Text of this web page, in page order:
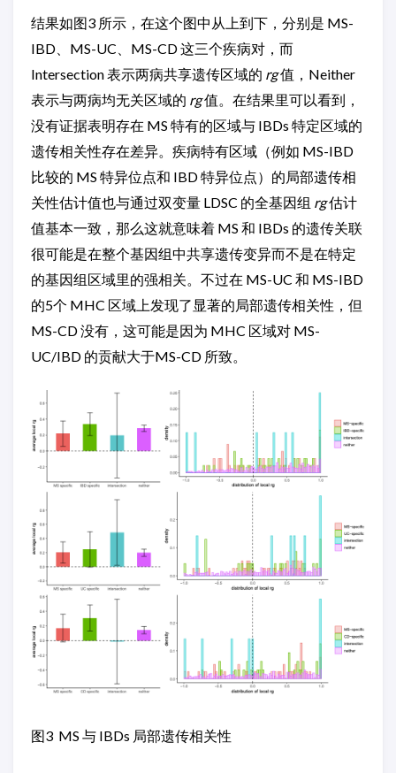
结果如图3 所示，在这个图中从上到下，分别是 MS-
IBD、MS-UC、MS-CD 这三个疾病对，而
Intersection 表示两病共享遗传区域的 rg值，Neither
表示与两病均无关区域的 rg值。在结果里可以看到，
没有证据表明存在 MS 特有的区域与 IBDs 特定区域的
遗传相关性存在差异。疾病特有区域（例如 MS-IBD
比较的 MS 特异位点和 IBD 特异位点）的局部遗传相
关性估计值也与通过双变量 LDSC 的全基因组 rg估计
值基本一致，那么这就意味着 MS 和 IBDs 的遗传关联
很可能是在整个基因组中共享遗传变异而不是在特定
的基因组区域里的强相关。不过在 MS-UC 和 MS-IBD
的5个 MHC 区域上发现了显著的局部遗传相关性，但
MS-CD 没有，这可能是因为 MHC 区域对 MS-
UC/IBD 的贡献大于MS-CD 所致。
图3 MS 与 IBDs 局部遗传相关性